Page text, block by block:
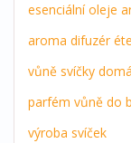
esenciální oleje
aroma difuzér
vůně svíčky
parfém vůně do
výroba svíček